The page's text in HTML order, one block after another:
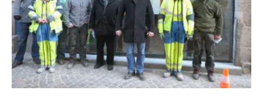
les
besoins
sociaux
des
Villefranchois